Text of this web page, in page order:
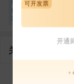
伙
伴
20
北京捷成世纪科
关联企业
可开发票
开通